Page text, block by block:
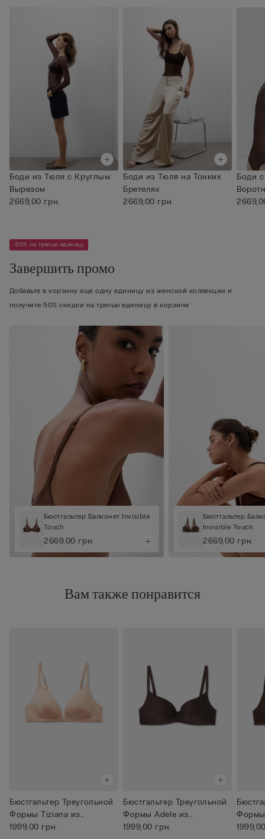
Боди из Тюля с Круглым
Вырезом
2669,00 грн.
Боди из Тюля на Тонких
Бретелях
2669,00 грн.
Боди
-50% на третью единицу
Завершить промо
Добавьте в корзину еще одну единицу из женской коллекции и
получите 50% скидки на третью единицу в корзине
Бюстгальтер Балконет Invisible
Touch
2669,00 грн.
Бюстгальтер
Invisible Touch
2669,00 грн.
Вам также понравится
Бюстгальтер Треугольной
Формы Tiziana из
Микрофибр...
1999,00 грн.
Бюстгальтер Треугольной
Формы Adele из
Микрофибры ...
1999,00 грн.
Формы